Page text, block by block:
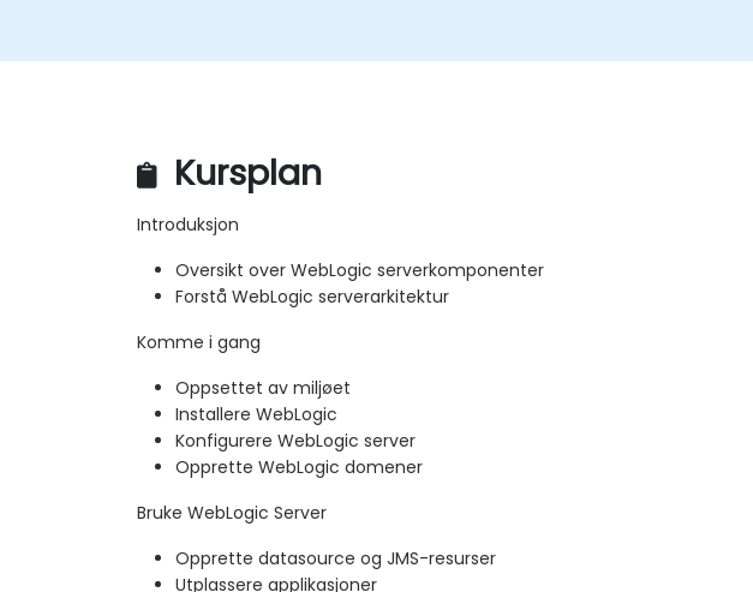
Kursplan
Introduksjon
Oversikt over WebLogic serverkomponenter
Forstå WebLogic serverarkitektur
Komme i gang
Oppsettet av miljøet
Installere WebLogic
Konfigurere WebLogic server
Opprette WebLogic domener
Bruke WebLogic Server
Opprette datasource og JMS-resurser
Utplassere applikasjoner